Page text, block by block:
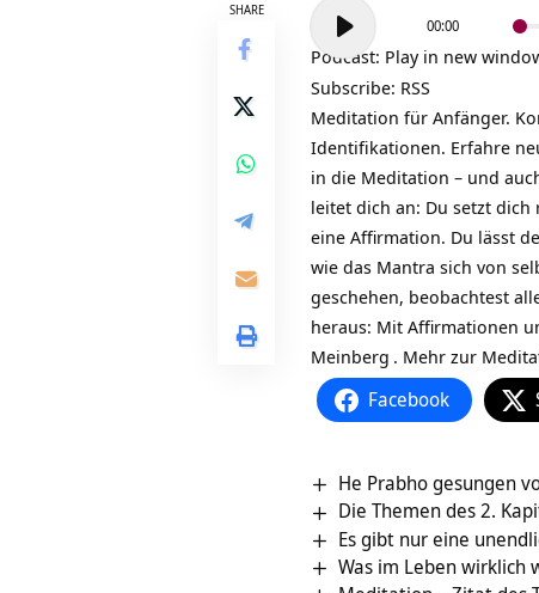
SHARE
Player
00:00
Podcast: Play in new
Subscribe: RSS
Meditation für Anfänger.
Identifikationen. Erfahre
in die Meditation – und
leitet dich an: Du setzt
eine Affirmation. Du lässt
wie das Mantra sich von
geschehen, beobachtest
heraus: Mit Affirmationen
Meinberg . Mehr zur
Facebook
He Prabho gesungen
Die Themen des 2.
Es gibt nur eine
Was im Leben wirklich